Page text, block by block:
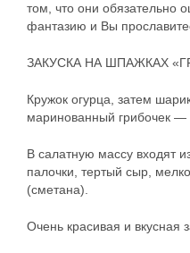
том, что они обязательно
фантазию и Вы
ЗАКУСКА НА ШПАЖКАХ
Кружок огурца, затем
маринованный грибочек —
В салатную массу входят
палочки, тертый сыр,
(сметана).
Очень красивая и вкусная